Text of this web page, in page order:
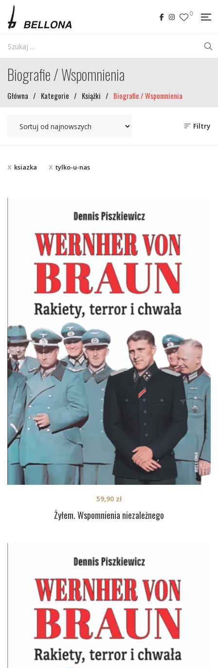
0
Biografie / Wspomnienia
Główna / Kategorie / Książki / Biografie / Wspomnienia
Filtry
ksiazka tylko-u-nas
Żyłem. Wspomnienia niezależnego
59,90 zł